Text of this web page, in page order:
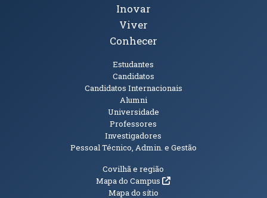
Inovar
Viver
Conhecer
Estudantes
Candidatos
Candidatos Internacionais
Alumni
Universidade
Professores
Investigadores
Pessoal Técnico, Admin. e Gestão
Informações Adicionais
Covilhã e região
Mapa do Campus(abre em nova janela)
Mapa do sítio